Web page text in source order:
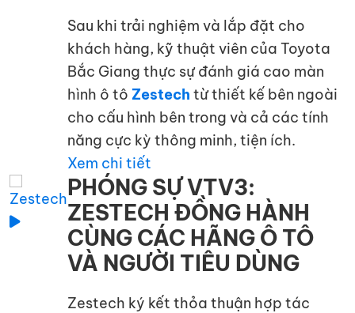
Sau khi trải nghiệm và lắp đặt cho
khách hàng, kỹ thuật viên của Toyota
Bắc Giang thực sự đánh giá cao màn
hình ô tô Zestech từ thiết kế bên ngoài
cho cấu hình bên trong và cả các tính
năng cực kỳ thông minh, tiện ích.
Xem chi tiết
PHÓNG SỰ VTV3:
ZESTECH ĐỒNG HÀNH
CÙNG CÁC HÃNG Ô TÔ
VÀ NGƯỜI TIÊU DÙNG
Zestech ký kết thỏa thuận hợp tác